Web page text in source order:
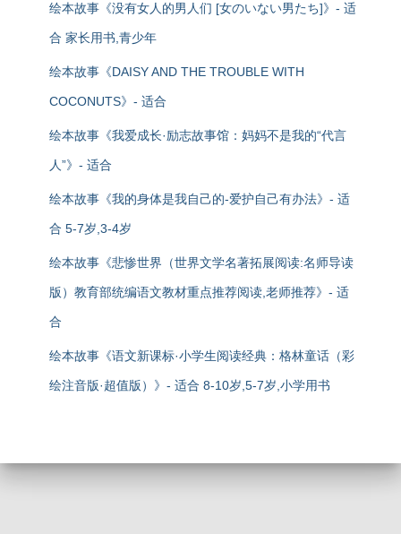
绘本故事《没有女人的男人们 [女のいない男たち]》- 适
合 家长用书,青少年
绘本故事《DAISY AND THE TROUBLE WITH
COCONUTS》- 适合
绘本故事《我爱成长·励志故事馆：妈妈不是我的“代言
人”》- 适合
绘本故事《我的身体是我自己的-爱护自己有办法》- 适
合 5-7岁,3-4岁
绘本故事《悲惨世界（世界文学名著拓展阅读:名师导读
版）教育部统编语文教材重点推荐阅读,老师推荐》- 适
合
绘本故事《语文新课标·小学生阅读经典：格林童话（彩
绘注音版·超值版）》- 适合 8-10岁,5-7岁,小学用书